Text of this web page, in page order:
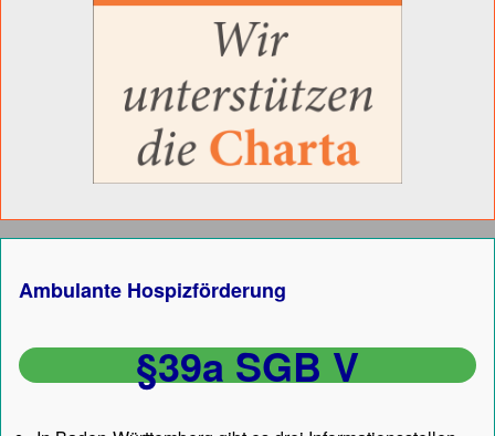
Ambulante Hospizförderung
§39a SGB V